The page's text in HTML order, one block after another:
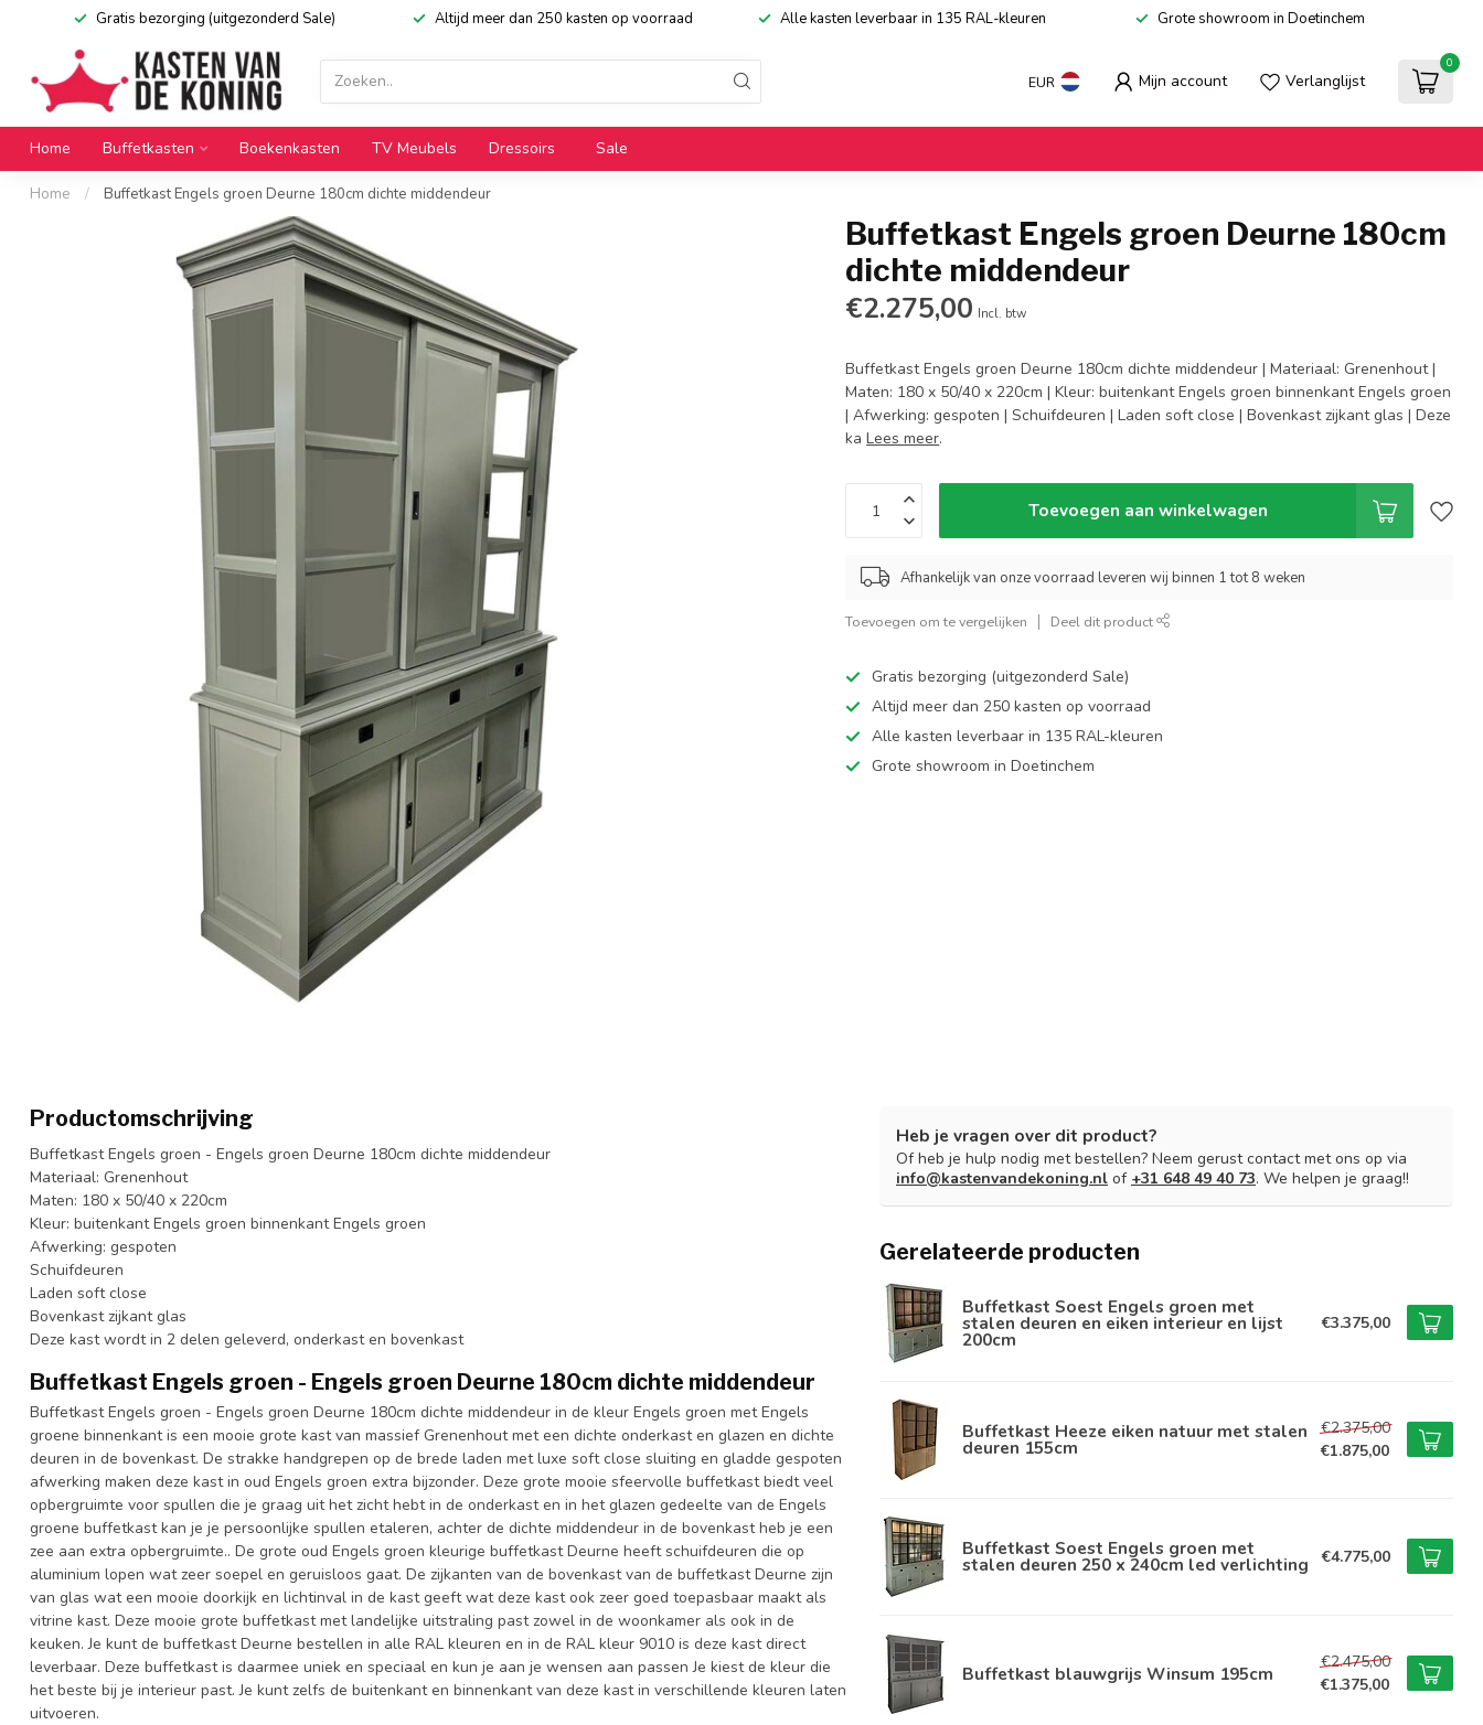
Gratis bezorging (uitgezonderd Sale) Altijd meer dan 250 kasten op voorraad Alle kasten leverbaar in 135 RAL-kleuren Grote showroom in Doetinchem
EUR Mijn account Verlanglijst
0
Home Buffetkasten Boekenkasten TV Meubels Dressoirs Sale
Home / Buffetkast Engels groen Deurne 180cm dichte middendeur
Buffetkast Engels groen Deurne 180cm
dichte middendeur
€2.275,00 Incl. btw
Buffetkast Engels groen Deurne 180cm dichte middendeur | Materiaal: Grenenhout |
Maten: 180 x 50/40 x 220cm | Kleur: buitenkant Engels groen binnenkant Engels groen
| Afwerking: gespoten | Schuifdeuren | Laden soft close | Bovenkast zijkant glas | Deze
kaLees meer.
Toevoegen aan winkelwagen
Afhankelijk van onze voorraad leveren wij binnen 1 tot 8 weken
Toevoegen om te vergelijken Deel dit product
Gratis bezorging (uitgezonderd Sale)
Altijd meer dan 250 kasten op voorraad
Alle kasten leverbaar in 135 RAL-kleuren
Grote showroom in Doetinchem
Productomschrijving
Buffetkast Engels groen - Engels groen Deurne 180cm dichte middendeur
Materiaal: Grenenhout
Maten: 180 x 50/40 x 220cm
Kleur: buitenkant Engels groen binnenkant Engels groen
Afwerking: gespoten
Schuifdeuren
Laden soft close
Bovenkast zijkant glas
Deze kast wordt in 2 delen geleverd, onderkast en bovenkast
Buffetkast Engels groen - Engels groen Deurne 180cm dichte middendeur
Buffetkast Engels groen - Engels groen Deurne 180cm dichte middendeur in de kleur Engels groen met Engels
groene binnenkant is een mooie grote kast van massief Grenenhout met een dichte onderkast en glazen en dichte
deuren in de bovenkast. De strakke handgrepen op de brede laden met luxe soft close sluiting en gladde gespoten
afwerking maken deze kast in oud Engels groen extra bijzonder. Deze grote mooie sfeervolle buffetkast biedt veel
opbergruimte voor spullen die je graag uit het zicht hebt in de onderkast en in het glazen gedeelte van de Engels
groene buffetkast kan je je persoonlijke spullen etaleren, achter de dichte middendeur in de bovenkast heb je een
zee aan extra opbergruimte.. De grote oud Engels groen kleurige buffetkast Deurne heeft schuifdeuren die op
aluminium lopen wat zeer soepel en geruisloos gaat. De zijkanten van de bovenkast van de buffetkast Deurne zijn
van glas wat een mooie doorkijk en lichtinval in de kast geeft wat deze kast ook zeer goed toepasbaar maakt als
vitrine kast. Deze mooie grote buffetkast met landelijke uitstraling past zowel in de woonkamer als ook in de
keuken. Je kunt de buffetkast Deurne bestellen in alle RAL kleuren en in de RAL kleur 9010 is deze kast direct
leverbaar. Deze buffetkast is daarmee uniek en speciaal en kun je aan je wensen aan passen Je kiest de kleur die
het beste bij je interieur past. Je kunt zelfs de buitenkant en binnenkant van deze kast in verschillende kleuren laten
uitvoeren.
Heb je vragen over dit product?
Of heb je hulp nodig met bestellen? Neem gerust contact met ons op via
info@kastenvandekoning.nl of +31 648 49 40 73. We helpen je graag!!
Gerelateerde producten
Buffetkast Soest Engels groen met
stalen deuren en eiken interieur en lijst
200cm
€3.375,00
Buffetkast Heeze eiken natuur met stalen
deuren 155cm
€2.375,00
€1.875,00
Buffetkast Soest Engels groen met
stalen deuren 250 x 240cm led verlichting €4.775,00
Buffetkast blauwgrijs Winsum 195cm
€2.475,00
€1.375,00